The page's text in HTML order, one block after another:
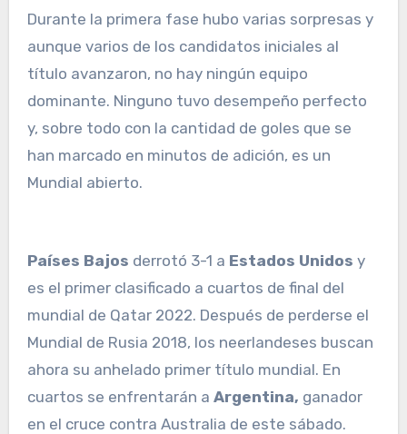
Durante la primera fase hubo varias sorpresas y
aunque varios de los candidatos iniciales al
título avanzaron, no hay ningún equipo
dominante. Ninguno tuvo desempeño perfecto
y, sobre todo con la cantidad de goles que se
han marcado en minutos de adición, es un
Mundial abierto.
Países Bajos derrotó 3-1 a Estados Unidos y
es el primer clasificado a cuartos de final del
mundial de Qatar 2022. Después de perderse el
Mundial de Rusia 2018, los neerlandeses buscan
ahora su anhelado primer título mundial. En
cuartos se enfrentarán a Argentina, ganador
en el cruce contra Australia de este sábado.